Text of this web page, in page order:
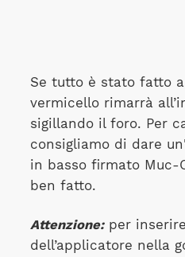
Se tutto è stato fatto a
vermicello rimarrà
sigillando il foro. Per
consigliamo di dare
in basso firmato Muc-
ben fatto.
Attenzione:per
dell’applicatore nella